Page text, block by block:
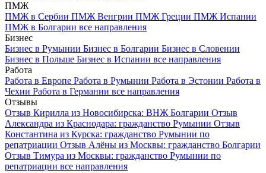
ПМЖ
ПМЖ в Сербии ПМЖ Венгрии ПМЖ Греции ПМЖ Испании
ПМЖ в Болгарии все направления
Бизнес
Бизнес в Румынии Бизнес в Болгарии Бизнес в Словении
Бизнес в Польше Бизнес в Испании все направления
Работа
Работа в Европе Работа в Румынии Работа в Эстонии Работа в
Чехии Работа в Германии все направления
Отзывы
Отзыв Кирилла из Новосибирска: ВНЖ Болгарии Отзыв
Александра из Краснодара: гражданство Румынии Отзыв
Константина из Курска: гражданство Румынии по
репатриации Отзыв Алёны из Москвы: гражданство Болгарии
Отзыв Тимура из Москвы: гражданство Румынии по
репатриации все направления